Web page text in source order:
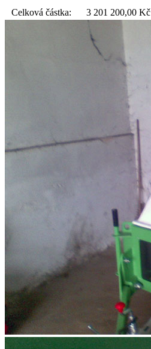
Celková částka: 3 201 200,00 Kč